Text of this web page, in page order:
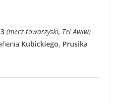
(mecz towarzyski, Tel Awiw)
Kubickiego, Prusika